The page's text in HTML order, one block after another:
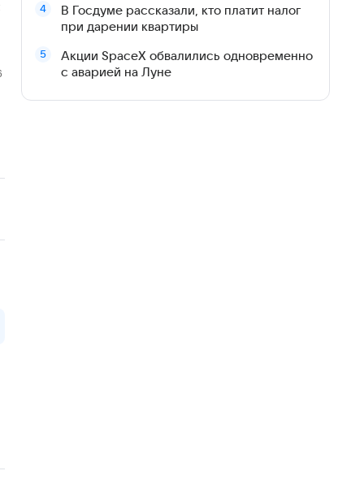
В Госдуме рассказали, кто платит налог
при дарении квартиры
Акции SpaceX обвалились одновременно
с аварией на Луне